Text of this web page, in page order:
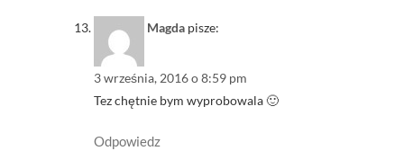
Magda pisze:
3 września, 2016 o 8:59 pm
Tez chętnie bym wyprobowala 🙂
Odpowiedz